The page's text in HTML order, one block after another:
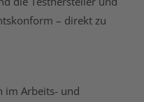
– direkt zu
im Arbeits- und